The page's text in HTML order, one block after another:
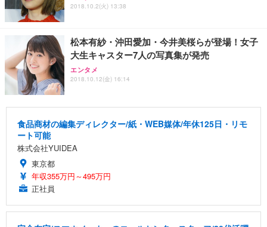
2018.10.2(火) 13:38
松本有紗・沖田愛加・今井美桜らが登場！女子
大生キャスター7人の写真集が発売
エンタメ
2018.10.12(金) 16:14
食品商材の編集ディレクター/紙・WEB媒体/年休125日・リモ
ート可能
株式会社YUIDEA
東京都
年収355万円～495万円
正社員